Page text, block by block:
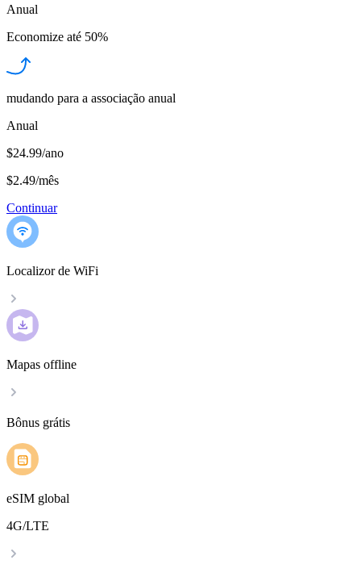
Anual
Economize até 50%
mudando para a associação anual
Anual
$24.99/ano
$2.49/mês
Continuar
Localizor de WiFi
Mapas offline
Bônus grátis
eSIM global
4G/LTE